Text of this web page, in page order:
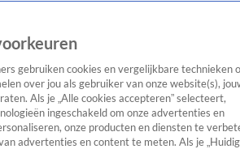
Entertainment TV Algemeen
Tip
gebruiken cookies en vergelijkbare technieken
over jou als gebruiker van onze website(s),
Als je „Alle cookies accepteren” selecteert,
ingeschakeld om onze advertenties en
onze producten en diensten te
advertenties en content te meten. Als je